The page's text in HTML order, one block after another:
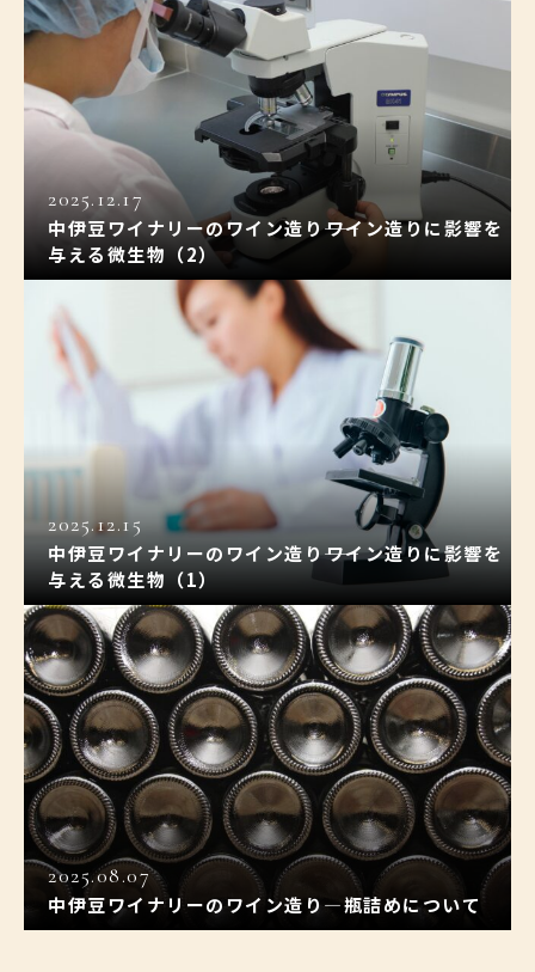
2025.12.17
中伊豆ワイナリーのワイン造り――ワイン造りに影響を
与える微生物（2）
2025.12.15
中伊豆ワイナリーのワイン造り――ワイン造りに影響を
与える微生物（1）
2025.08.07
中伊豆ワイナリーのワイン造り―瓶詰めについて